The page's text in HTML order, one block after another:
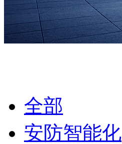
全部
安防智能化